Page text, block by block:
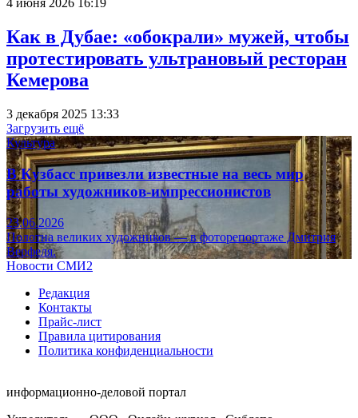
4 июня 2026 16:19
Как в Дубае: «обокрали» мужей, чтобы
протестировать ультрановый ресторан
Кемерова
3 декабря 2025 13:33
Загрузить ещё
Культура
В Кузбасс привезли известные на весь мир
работы художников-импрессионистов
23.06.2026
Полотна великих художников — в фоторепортаже Дмитрия
Верфеля.
Новости СМИ2
Редакция
Контакты
Прайс-лист
Правила цитирования
Политика конфиденциальности
информационно-деловой портал